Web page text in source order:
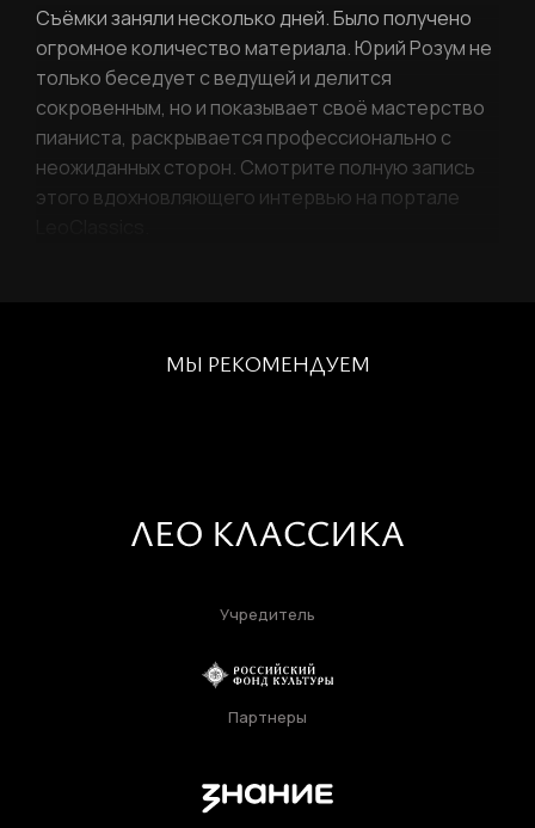
Съёмки заняли несколько дней. Было получено
огромное количество материала. Юрий Розум не
только беседует с ведущей и делится
сокровенным, но и показывает своё мастерство
пианиста, раскрывается профессионально с
неожиданных сторон. Смотрите полную запись
этого вдохновляющего интервью на портале
МЫ РЕКОМЕНДУЕМ
Учредитель
Партнеры
Отправить
Вход в личный кабинет